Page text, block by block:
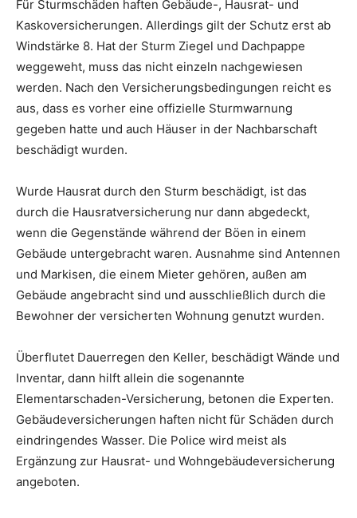
Für Sturmschäden haften Gebäude-, Hausrat- und
Kaskoversicherungen. Allerdings gilt der Schutz erst ab
Windstärke 8. Hat der Sturm Ziegel und Dachpappe
weggeweht, muss das nicht einzeln nachgewiesen
werden. Nach den Versicherungsbedingungen reicht es
aus, dass es vorher eine offizielle Sturmwarnung
gegeben hatte und auch Häuser in der Nachbarschaft
beschädigt wurden.
Wurde Hausrat durch den Sturm beschädigt, ist das
durch die Hausratversicherung nur dann abgedeckt,
wenn die Gegenstände während der Böen in einem
Gebäude untergebracht waren. Ausnahme sind Antennen
und Markisen, die einem Mieter gehören, außen am
Gebäude angebracht sind und ausschließlich durch die
Bewohner der versicherten Wohnung genutzt wurden.
Überflutet Dauerregen den Keller, beschädigt Wände und
Inventar, dann hilft allein die sogenannte
Elementarschaden-Versicherung, betonen die Experten.
Gebäudeversicherungen haften nicht für Schäden durch
eindringendes Wasser. Die Police wird meist als
Ergänzung zur Hausrat- und Wohngebäudeversicherung
angeboten.